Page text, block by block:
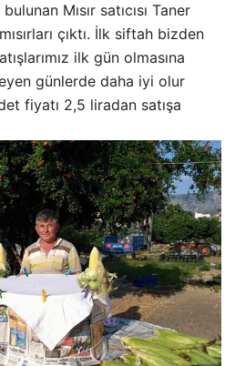
Mısır satıcısı Taner
çıktı. İlk siftah bizden
ilk gün olmasına
günlerde daha iyi olur
fiyatı 2,5 liradan satışa